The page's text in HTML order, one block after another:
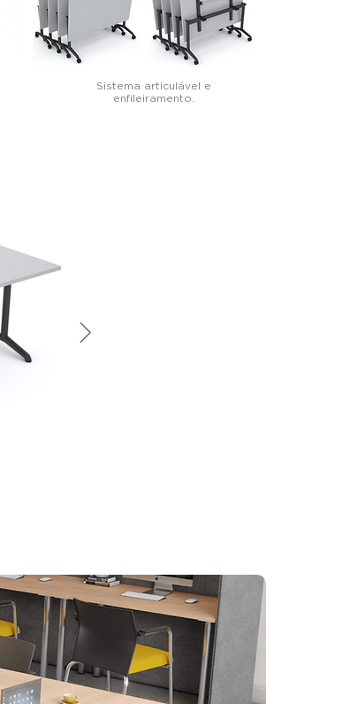
Sistema articulável e
enfileiramento.